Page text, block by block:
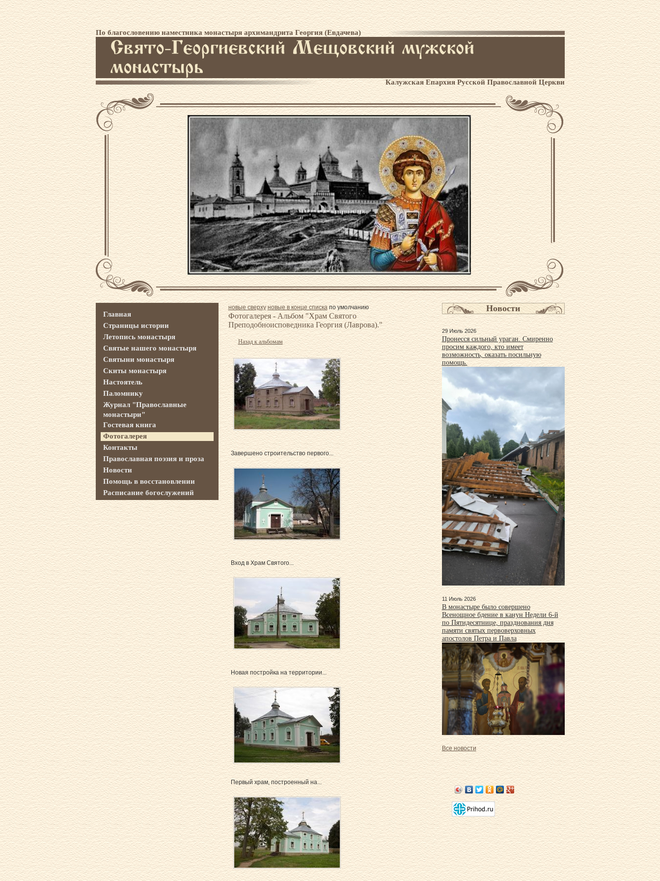
По благословению наместника монастыря архимандрита Георгия (Евдачева)
Калужская Епархия Русской Православной Церкви
новые сверху новые в конце спискапо умолчанию
Фотогалерея - Альбом "Храм Святого
Преподобноисповедника Георгия (Лаврова)."
Назад к альбомам
Завершено строительство первого...
Вход в Храм Святого...
Новая постройка на территории...
Первый храм, построенный на...
Главная
Страницы истории
Летопись монастыря
Святые нашего монастыря
Святыни монастыря
Скиты монастыря
Настоятель
Паломнику
Журнал "Православные
монастыри"
Гостевая книга
Фотогалерея
Контакты
Православная поэзия и проза
Новости
Помощь в восстановлении
Расписание богослужений
Новости
29 Июль 2026
Пронесся сильный ураган. Смиренно
просим каждого, кто имеет
возможность, оказать посильную
помощь.
11 Июль 2026
В монастыре было совершено
Всенощное бдение в канун Недели 6-й
по Пятидесятнице, празднования дня
памяти святых первоверховных
апостолов Петра и Павла
Все новости